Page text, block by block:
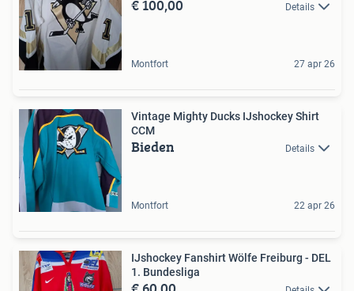
€ 100,00 Details
Montfort 27 apr 26
Vintage Mighty Ducks IJshockey Shirt
CCM
Bieden Details
Montfort 22 apr 26
IJshockey Fanshirt Wölfe Freiburg - DEL
1. Bundesliga